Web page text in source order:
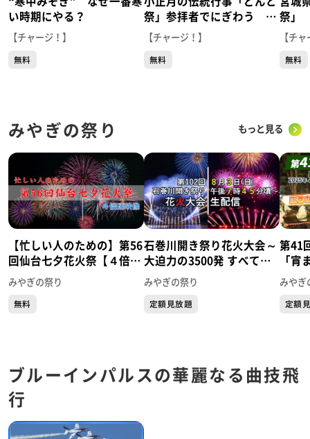
い時期にやる？
【チャージ！】
無料
祭」参拝者でにぎわう 仙
台市の大崎八幡宮から生中
【チャージ！】
無料
祭」
事？
【チ
無料
みやぎの祭り もっと見る
【忙しい人のための】第56
回仙台七夕花火祭【４倍速
映像】
みやぎの祭り
無料
石巻川開き祭り花火大会～
大迫力の3500発 すべて見
せます！～
みやぎの祭り
定額見放題
第41
「宵
みやぎ
定額
ブルーインパルスの華麗なる曲技飛
行